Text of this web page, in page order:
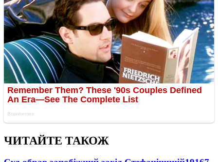
ЧИТАЙТЕ ТАКОЖ